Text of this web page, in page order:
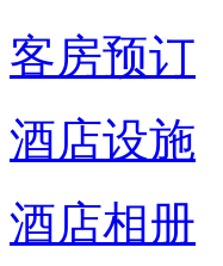
客房预订
酒店设施
酒店相册